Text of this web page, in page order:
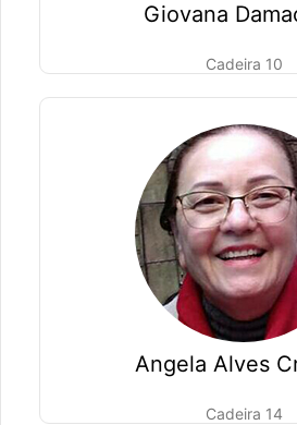
Giovana
Cadeira 10
Angela Alves
Cadeira 14